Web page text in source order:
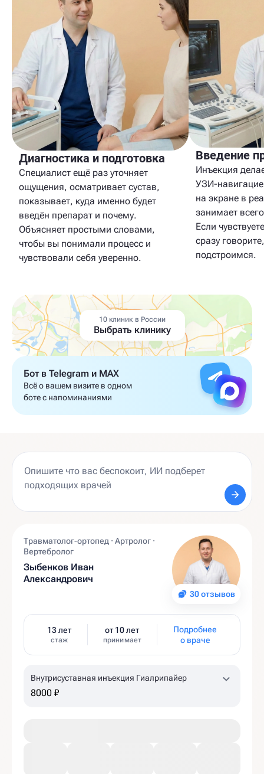
Диагностика и подготовка
Специалист ещё раз уточняет
ощущения, осматривает сустав,
показывает, куда именно будет
введён препарат и почему.
Объясняет простыми словами,
чтобы вы понимали процесс и
чувствовали себя уверенно.
Введение
Инъекция
УЗИ-
на экране в
занимает
Если
сразу
подстроимся.
10 клиник в России
Выбрать клинику
Бот в Telegram и MAX
Всё о вашем визите в одном
боте с напоминаниями
30 отзывов
Травматолог-ортопед · Артролог ·
Вертебролог
Зыбенков Иван
Александрович
13 лет
стаж
от 10 лет
принимает
Подробнее
о враче
Внутрисуставная инъекция Гиалрипайер
8000 ₽